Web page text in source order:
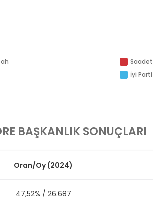
Saadet
İyi Parti
BAŞKANLIK SONUÇLARI
Oran/Oy(2024)
47,52% / 26.687